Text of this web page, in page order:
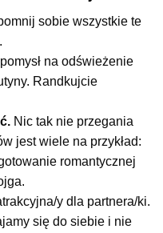
sobie wszystkie te
na odświeżenie
Randkujcie
Nic tak nie przegania
jest wiele na przykład:
romantycznej
y dla partnera/ki.
się do siebie i nie